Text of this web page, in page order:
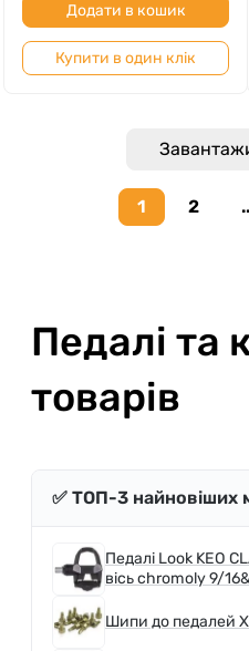
Додати в кошик
Купити в один клік
1 2
Педалі та
товарів
✅ ТОП-3 найновіших
Педалі Look KEO
вісь chromoly 9/
Шипи до педалей